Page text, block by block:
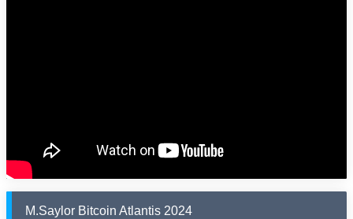
M.Saylor Bitcoin Atlantis 2024